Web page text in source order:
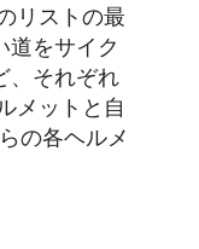
リストの最
道をサイク
、それぞれ
メットと自
の各ヘルメ